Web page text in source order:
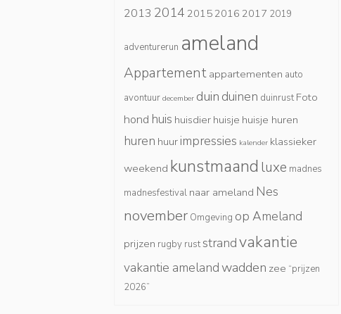
2013 2014 2015 2016 2017 2019
adventurerun ameland
Appartement appartementen auto
avontuur december duin duinen duinrust Foto
hond huis huisdier huisje huisje huren
huren huur impressies kalender klassieker
weekend kunstmaand luxe madnes
madnesfestival naar ameland Nes
november Omgeving op Ameland
prijzen rugby ruststrandvakantie
vakantie amelandwadden zee “prijzen
2026”